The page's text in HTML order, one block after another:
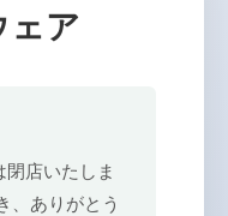
ェア
店いたしま
、ありがとう